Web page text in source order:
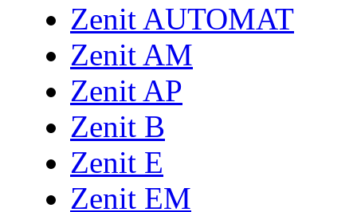
Zenit AUTOMAT
Zenit AM
Zenit AP
Zenit B
Zenit E
Zenit EM